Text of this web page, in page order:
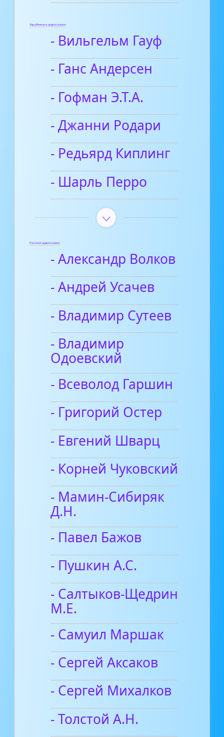
Зарубежные аудиосказки
- Вильгельм Гауф
- Ганс Андерсен
- Гофман Э.Т.А.
- Джанни Родари
- Редьярд Киплинг
- Шарль Перро
Русские аудиосказки
- Александр Волков
- Андрей Усачев
- Владимир Сутеев
- Владимир
Одоевский
- Всеволод Гаршин
- Григорий Остер
- Евгений Шварц
- Корней Чуковский
- Мамин-Сибиряк
Д.Н.
- Павел Бажов
- Пушкин А.С.
- Салтыков-Щедрин
М.Е.
- Самуил Маршак
- Сергей Аксаков
- Сергей Михалков
- Толстой А.Н.